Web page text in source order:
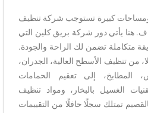
ومساحات كبيرة تستوجب شركة تنظيف
هنا يأتي دور شركة بريق كلين التي
متكاملة تضمن لك الراحة والجودة.
من تنظيف الأسطح العالية، الجدران،
المطابخ، إلى تعقيم الحمامات
الغسيل بالبخار، ومواد تنظيف
تمتلك سجلًا حافلًا من التقييمات